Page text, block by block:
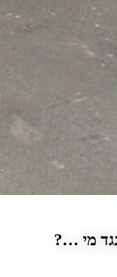
מי …?